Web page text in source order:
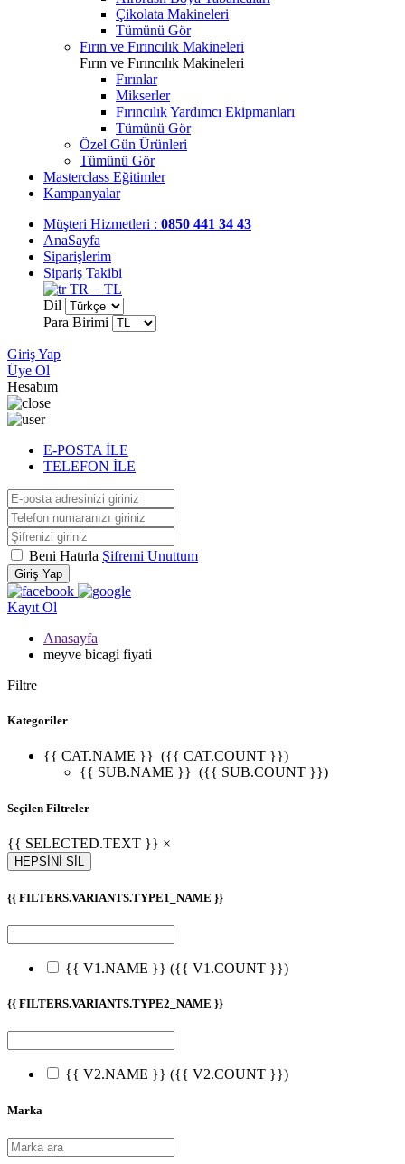
Çikolata Makineleri
Tümünü Gör
Fırın ve Fırıncılık Makineleri
Fırın ve Fırıncılık Makineleri
Fırınlar
Mikserler
Fırıncılık Yardımcı Ekipmanları
Tümünü Gör
Özel Gün Ürünleri
Tümünü Gör
Masterclass Eğitimler
Kampanyalar
Müşteri Hizmetleri : 0850 441 34 43
AnaSayfa
Siparişlerim
Sipariş Takibi
TR − TL
Dil
Para Birimi
Giriş Yap
Üye Ol
Hesabım
E-POSTA İLE
TELEFON İLE
Beni Hatırla Şifremi Unuttum
Giriş Yap
Kayıt Ol
Anasayfa
meyve bicagi fiyati
Filtre
Kategoriler
{{ CAT.NAME }} ({{ CAT.COUNT }})
{{ SUB.NAME }} ({{ SUB.COUNT }})
Seçilen Filtreler
{{ SELECTED.TEXT }} ×
HEPSİNİ SİL
{{ FILTERS.VARIANTS.TYPE1_NAME }}
{{ V1.NAME }} ({{ V1.COUNT }})
{{ FILTERS.VARIANTS.TYPE2_NAME }}
{{ V2.NAME }} ({{ V2.COUNT }})
Marka